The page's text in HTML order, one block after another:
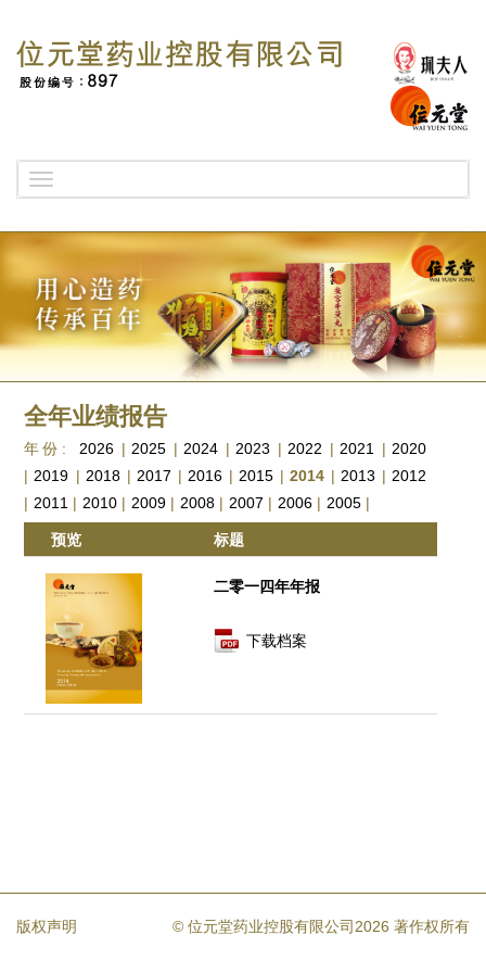
navigation
全年业绩报告
年份: 2026| 2025| 2024| 2023 | 2022 | 2021 | 2020
| 2019 | 2018| 2017 | 2016| 2015| 2014 | 2013 | 2012
| 2011 | 2010 | 2009 | 2008 | 2007 | 2006 | 2005 |
预览 标题
二零一四年年报
下载档案
© 位元堂药业控股有限公司2026 著作权所有
版权声明